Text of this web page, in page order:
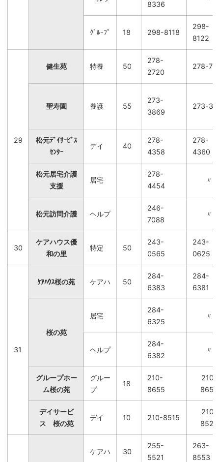
8336
ｸﾞﾙｰﾌﾟ 18 298-8118
298-
8122
29
健生苑 特養 50
278-
2720
278-
聖寿園 養護 55
273-
3869
273-
松元ﾃﾞｲｻｰﾋﾞｽ
ｾﾝﾀｰ
デイ 40
278-
4358
278-
4360
松元居宅介護
支援
居宅
278-
4454
〃
松元訪問介護 ヘルプ
246-
7088
〃
30
ケアハウス優
和の里
特定 50
243-
0565
243-
0625
31
ｹｱﾊｳｽ桜の苑 ケアハ 50
284-
6383
284-
6381
桜の苑
居宅
284-
6325
〃
ヘルプ
284-
6382
〃
グループホー
ム桜の苑
グルー
プ
18
210-
8655
210-
8655
デイサービ
ス 桜の苑
デイ 10 210-8515
210-
8525
ケアハ 30
255-
5521
263-
8553